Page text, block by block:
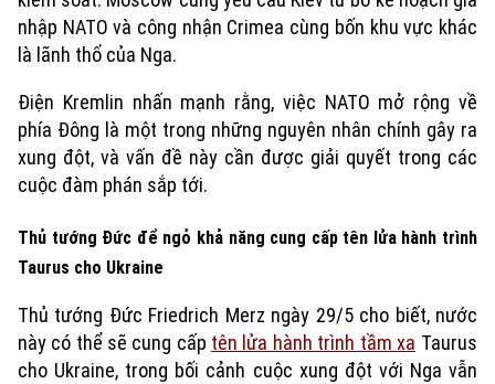
nhập NATO và công nhận Crimea cùng bốn khu vực khác
là lãnh thổ của Nga.
Điện Kremlin nhấn mạnh rằng, việc NATO mở rộng về
phía Đông là một trong những nguyên nhân chính gây ra
xung đột, và vấn đề này cần được giải quyết trong các
cuộc đàm phán sắp tới.
Thủ tướng Đức để ngỏ khả năng cung cấp tên lửa hành trình
Taurus cho Ukraine
Thủ tướng Đức Friedrich Merz ngày 29/5 cho biết, nước
này có thể sẽ cung cấp tên lửa hành trình tầm xa Taurus
cho Ukraine, trong bối cảnh cuộc xung đột với Nga vẫn